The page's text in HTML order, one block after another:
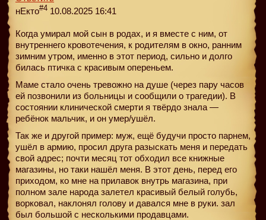
нЕкто#4 10.08.2025 16:41
Когда умирал мой сын в родах, и я вместе с ним, от
внутреннего кровотечения, к родителям в окно, ранним
зимним утром, именно в этот период, сильно и долго
билась птичка с красивым опереньем.
Маме стало очень тревожно на душе (через пару часов
ей позвонили из больницы и сообщили о трагедии). В
состоянии клинической смерти я твёрдо знала —
ребёнок мальчик, и он умер/ушёл.
Так же и другой пример: муж, ещё будучи просто парнем,
ушёл в армию, просил друга разыскать меня и передать
свой адрес; почти месяц тот обходил все книжные
магазины, но таки нашёл меня. В этот день, перед его
приходом, ко мне на прилавок внутрь магазина, при
полном зале народа залетел красивый белый голубь,
ворковал, наклонял голову и давался мне в руки. зал
был большой с несколькими продавцами.